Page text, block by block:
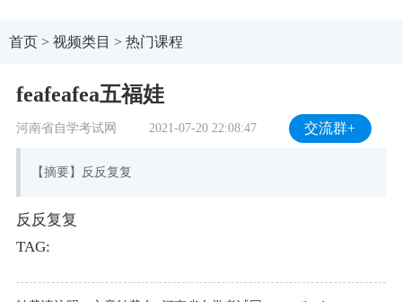
首页> 视频类目 > 热门课程
feafeafea五福娃
河南省自学考试网 2021-07-20 22:08:47 交流群+
【摘要】反反复复
反反复复
TAG: